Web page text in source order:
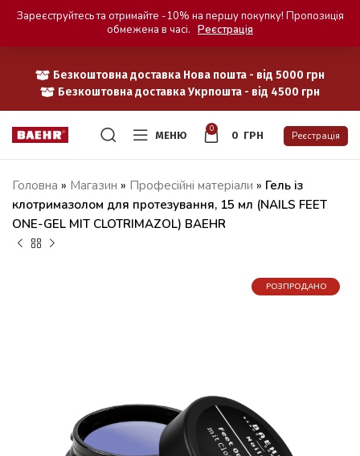
Безкоштовна доставка Нова пошта - від 5000 грн
Безкоштовна доставка Укрпошта - від 4500 грн
МЕНЮ
0
0 ГРН Реєстрація
Головна » Магазин » Професійні матеріали » Гель із
клотримазолом для протезування, 15 мл (NAILS FEET
ONE-GEL MIT CLOTRIMAZOL) BAEHR
РОЗПРОДАНО
Зареєструйтесь та отримайте -10% на першу покупку! Пропозиція
обмежена в часі. Реєстрація